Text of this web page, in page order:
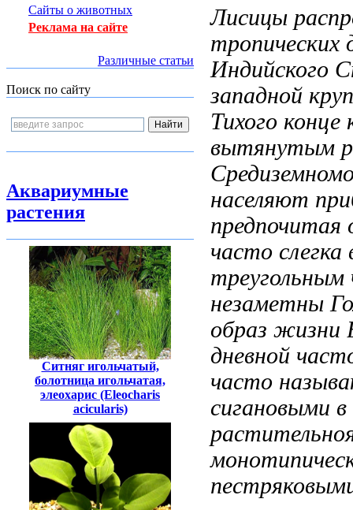
Сайты о животных
Реклама на сайте
Различные статьи
Поиск по сайту
Аквариумные
растения
Ситняг игольчатый,
болотница игольчатая,
элеохарис (Eleocharis
acicularis)
Лисицы
тропических
Индийского
западной
Тихого конце
вытянутым
населяют
предпочитая
часто
треугольным
незаметны
образ жизни
дневной
часто
сигановыми